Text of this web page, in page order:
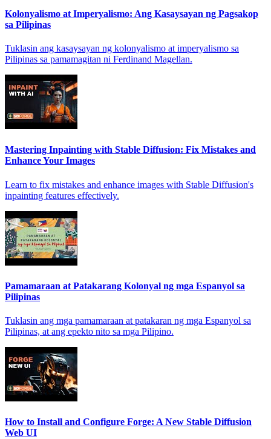
Kolonyalismo at Imperyalismo: Ang Kasaysayan ng Pagsakop
sa Pilipinas
Tuklasin ang kasaysayan ng kolonyalismo at imperyalismo sa
Pilipinas sa pamamagitan ni Ferdinand Magellan.
Mastering Inpainting with Stable Diffusion: Fix Mistakes and
Enhance Your Images
Learn to fix mistakes and enhance images with Stable Diffusion's
inpainting features effectively.
Pamamaraan at Patakarang Kolonyal ng mga Espanyol sa
Pilipinas
Tuklasin ang mga pamamaraan at patakaran ng mga Espanyol sa
Pilipinas, at ang epekto nito sa mga Pilipino.
How to Install and Configure Forge: A New Stable Diffusion
Web UI